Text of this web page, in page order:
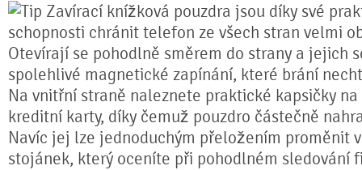
Zavírací knížková pouzdra jsou díky své
schopnosti chránit telefon ze všech stran velmi
Otevírají se pohodlně směrem do strany a jejich
spolehlivé magnetické zapínání, které brání
Na vnitřní straně naleznete praktické kapsičky na
kreditní karty, díky čemuž pouzdro částečně
Navíc jej lze jednoduchým přeložením proměnit
stojánek, který oceníte při pohodlném sledování